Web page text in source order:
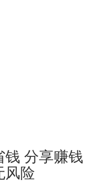
分享赚钱
风险